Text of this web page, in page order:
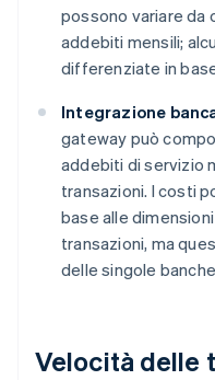
possono variare da
addebiti mensili;
differenziate in
Integrazione
gateway può
addebiti di servizio
transazioni. I costi
base alle
transazioni, ma
delle singole
Velocità delle